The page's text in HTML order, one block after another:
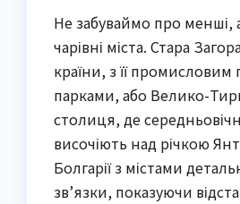
Не забуваймо про
чарівні міста. Стара
країни, з її промисловим
парками, або Велико-
столиця, де
височіють над річкою
Болгарії з містами
зв’язки, показуючи